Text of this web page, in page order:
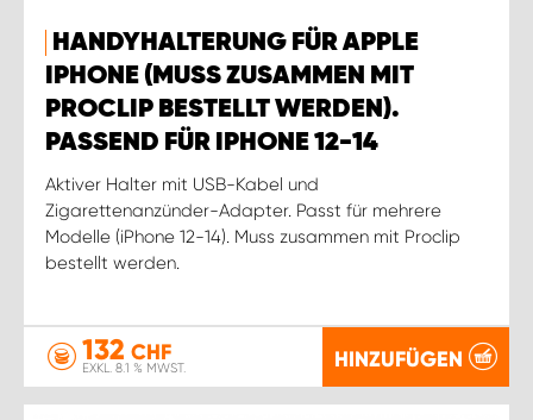
HANDYHALTERUNG FÜR APPLE
IPHONE (MUSS ZUSAMMEN MIT
PROCLIP BESTELLT WERDEN).
PASSEND FÜR IPHONE 12-14
Aktiver Halter mit USB-Kabel und
Zigarettenanzünder-Adapter. Passt für mehrere
Modelle (iPhone 12-14). Muss zusammen mit Proclip
bestellt werden.
132 CHF
EXKL. 8.1 % MWST. HINZUFÜGEN